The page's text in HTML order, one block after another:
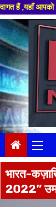
हमेशा
Skip
to
content
Menu
भारत-
2022”